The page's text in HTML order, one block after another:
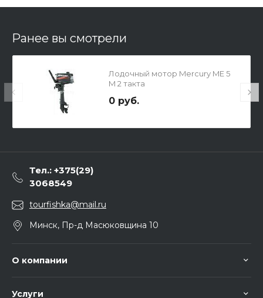
Ранее вы смотрели
Лодочный мотор Mercury ME 5
M 2 такта
0 руб.
Тел.: +375(29)
3068549
tourfishka@mail.ru
Минск, Пр-д Масюковщина 10
О компании
Услуги